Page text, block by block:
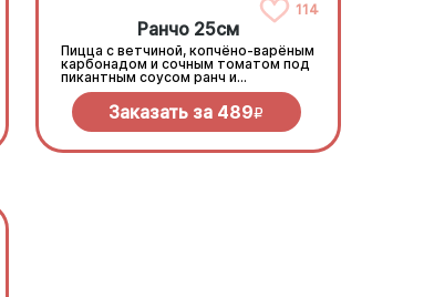
114
Ранчо 25см
Пицца с ветчиной, копчёно-варёным
карбонадом и сочным томатом под
пикантным соусом ранч и
моцареллой
Заказать за 489R